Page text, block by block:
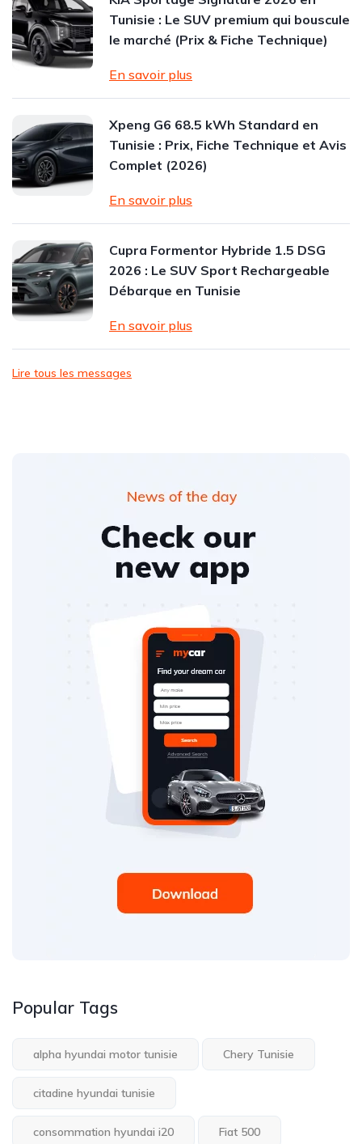
Tunisie : Le SUV premium qui bouscule
le marché (Prix & Fiche Technique)
En savoir plus
Xpeng G6 68.5 kWh Standard en
Tunisie : Prix, Fiche Technique et Avis
Complet (2026)
En savoir plus
Cupra Formentor Hybride 1.5 DSG
2026 : Le SUV Sport Rechargeable
Débarque en Tunisie
En savoir plus
Lire tous les messages
Popular Tags
alpha hyundai motor tunisie Chery Tunisie
citadine hyundai tunisie
consommation hyundai i20 Fiat 500